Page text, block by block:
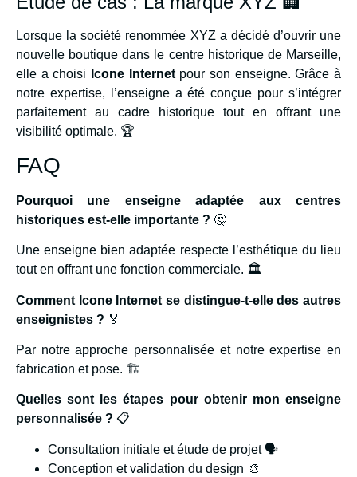
Lorsque la société renommée XYZ a décidé d’ouvrir une
nouvelle boutique dans le centre historique de Marseille,
elle a choisi
Icone Internetpour son enseigne. Grâce à
notre expertise, l’enseigne a été conçue pour s’intégrer
parfaitement au cadre historique tout en offrant une
visibilité optimale. 🏆
FAQ
Pourquoi une enseigne adaptée aux centres
historiques est-elle importante ? 🤔
Une enseigne bien adaptée respecte l’esthétique du lieu
tout en offrant une fonction commerciale. 🏛️
Comment Icone Internet se distingue-t-elle des autres
enseignistes ? 🏅
Par notre approche personnalisée et notre expertise en
fabrication et pose. 🏗️
Quelles sont les étapes pour obtenir mon enseigne
personnalisée ? 📋
Consultation initiale et étude de projet 🗣️
Conception et validation du design 🎨